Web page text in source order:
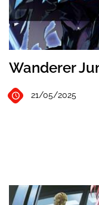
Wanderer
21/05/2025